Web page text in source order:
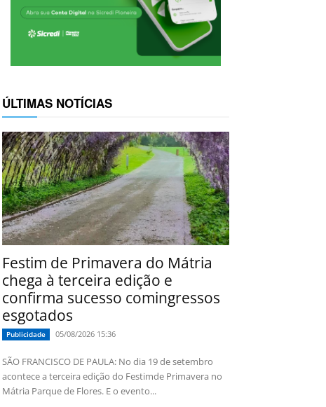
ÚLTIMAS NOTÍCIAS
Festim de Primavera do Mátria
chega à terceira edição e
confirma sucesso comingressos
esgotados
Publicidade 05/08/2026 15:36
SÃO FRANCISCO DE PAULA: No dia 19 de setembro
acontece a terceira edição do Festimde Primavera no
Mátria Parque de Flores. E o evento...